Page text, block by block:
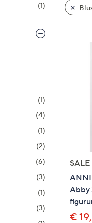
(1)
(1)
(4)
(1)
(2)
(6)
(3)
(1)
(3)
SALE
ANNI
Abby
€